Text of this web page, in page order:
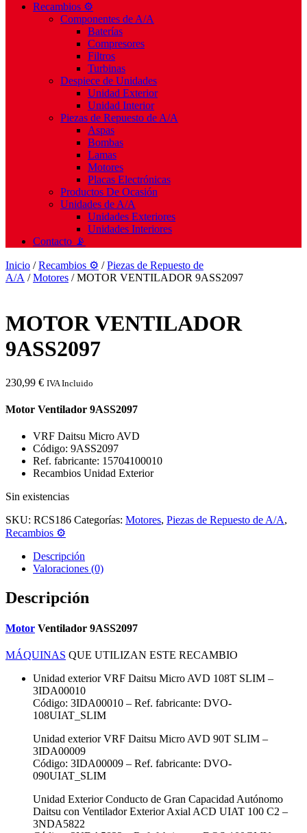
Recambios ⚙️
Componentes de A/A
Baterías
Compresores
Filtros
Turbinas
Despiece de Unidades
Unidad Exterior
Unidad Interior
Piezas de Repuesto de A/A
Aspas
Bombas
Lamas
Motores
Placas Electrónicas
Productos De Ocasión
Unidades de A/A
Unidades Exteriores
Unidades Interiores
Contacto 📡
Inicio /Recambios ⚙️ /Piezas de Repuesto de
A/A /Motores / MOTOR VENTILADOR 9ASS2097
MOTOR VENTILADOR
9ASS2097
230,99 € IVA Incluido
Motor Ventilador 9ASS2097
VRF Daitsu Micro AVD
Código: 9ASS2097
Ref. fabricante: 15704100010
Recambios Unidad Exterior
Sin existencias
SKU: RCS186 Categorías: Motores, Piezas de Repuesto de A/A,
Recambios ⚙️
Descripción
Valoraciones (0)
Descripción
Motor Ventilador 9ASS2097
MÁQUINAS QUE UTILIZAN ESTE RECAMBIO
Unidad exterior VRF Daitsu Micro AVD 108T SLIM –
3IDA00010
Código: 3IDA00010 – Ref. fabricante: DVO-
108UIAT_SLIM
Unidad exterior VRF Daitsu Micro AVD 90T SLIM –
3IDA00009
Código: 3IDA00009 – Ref. fabricante: DVO-
090UIAT_SLIM
Unidad Exterior Conducto de Gran Capacidad Autónomo
Daitsu con Ventilador Exterior Axial ACD UIAT 100 C2 –
3NDA5822